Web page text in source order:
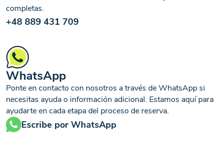
completas.
+48 889 431 709
WhatsApp
Ponte en contacto con nosotros a través de WhatsApp si
necesitas ayuda o información adicional. Estamos aquí para
ayudarte en cada etapa del proceso de reserva.
Escribe por WhatsApp